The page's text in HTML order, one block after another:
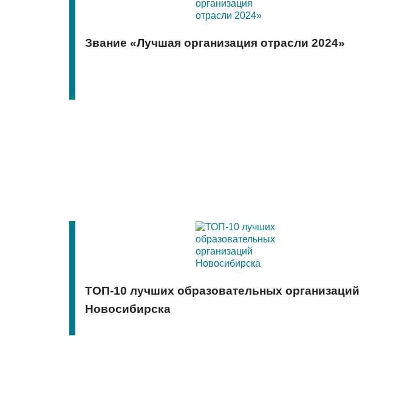
Звание «Лучшая организация отрасли 2024»
ТОП-10 лучших образовательных организаций
Новосибирска